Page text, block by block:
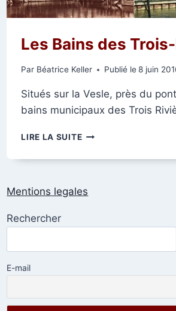
Les Bains des
Par Béatrice Keller Publié le 8 juin
Situés sur la Vesle, près du
bains municipaux des Trois
LIRE LA SUITELES
DES
Mentions legales
Rechercher
E-mail